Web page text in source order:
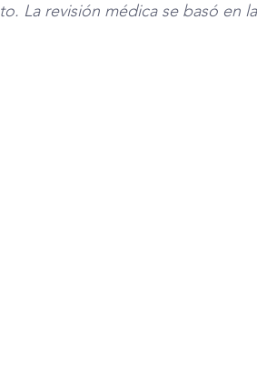
La revisión médica se basó en